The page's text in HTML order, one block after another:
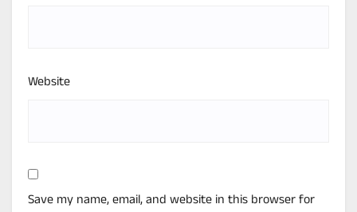
Website
Save my name, email, and website in this browser for